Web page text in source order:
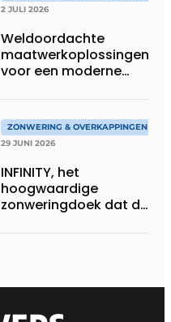
2 JULI 2026
Weldoordachte
maatwerkoplossingen
voor een moderne
ZONWERING & OVERKAPPINGEN
29 JUNI 2026
INFINITY, het
hoogwaardige
zonweringdoek dat de